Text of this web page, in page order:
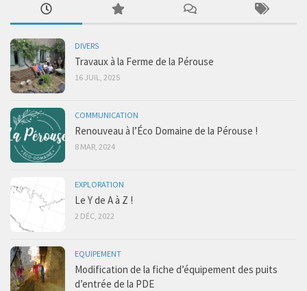
DIVERS
Travaux à la Ferme de la Pérouse
16 JUIL, 2025
COMMUNICATION
Renouveau à l’Éco Domaine de la Pérouse !
8 MAR, 2024
EXPLORATION
Le Y de A à Z !
2 DÉC, 2022
EQUIPEMENT
Modification de la fiche d’équipement des puits
d’entrée de la PDE